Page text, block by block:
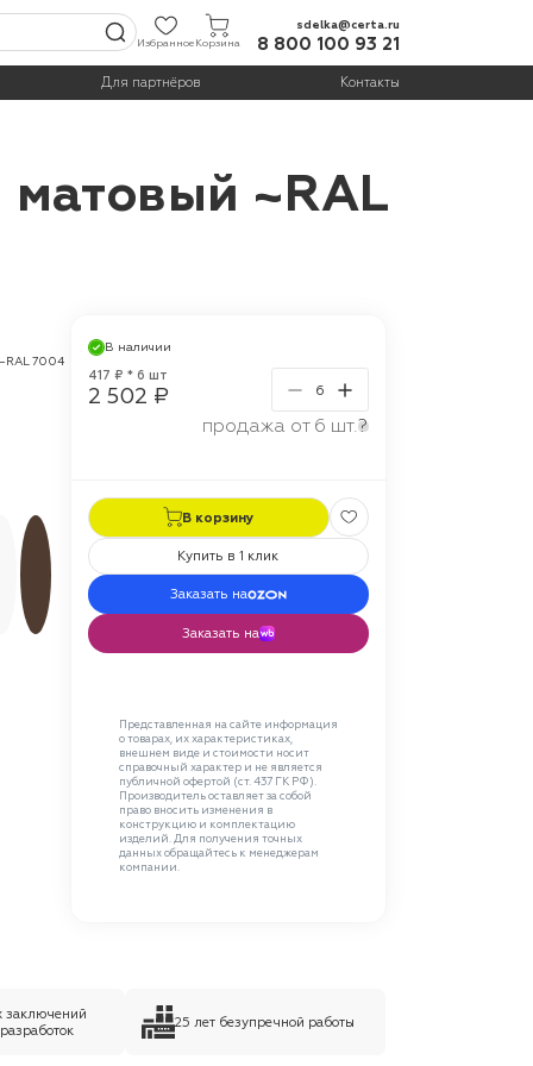
ИзбранноеКорзина
sdelka@certa.ru
8 800 100 93 21
Для партнёров Контакты
матовый ~RAL
7004
В наличии
417 ₽ * 6 шт
2 502 ₽
продажа от 6 шт.?
В корзину
Купить в 1 клик
Заказать на
Заказать на
Представленная на сайте информация
о товарах, их характеристиках,
внешнем виде и стоимости носит
справочный характер и не является
публичной офертой (ст. 437 ГК РФ).
Производитель оставляет за собой
право вносить изменения в
конструкцию и комплектацию
изделий. Для получения точных
данных обращайтесь к менеджерам
компании.
заключений
25 лет безупречной работы